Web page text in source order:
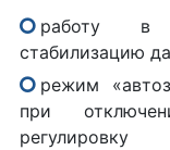
работу в
стабилизацию
режим
при